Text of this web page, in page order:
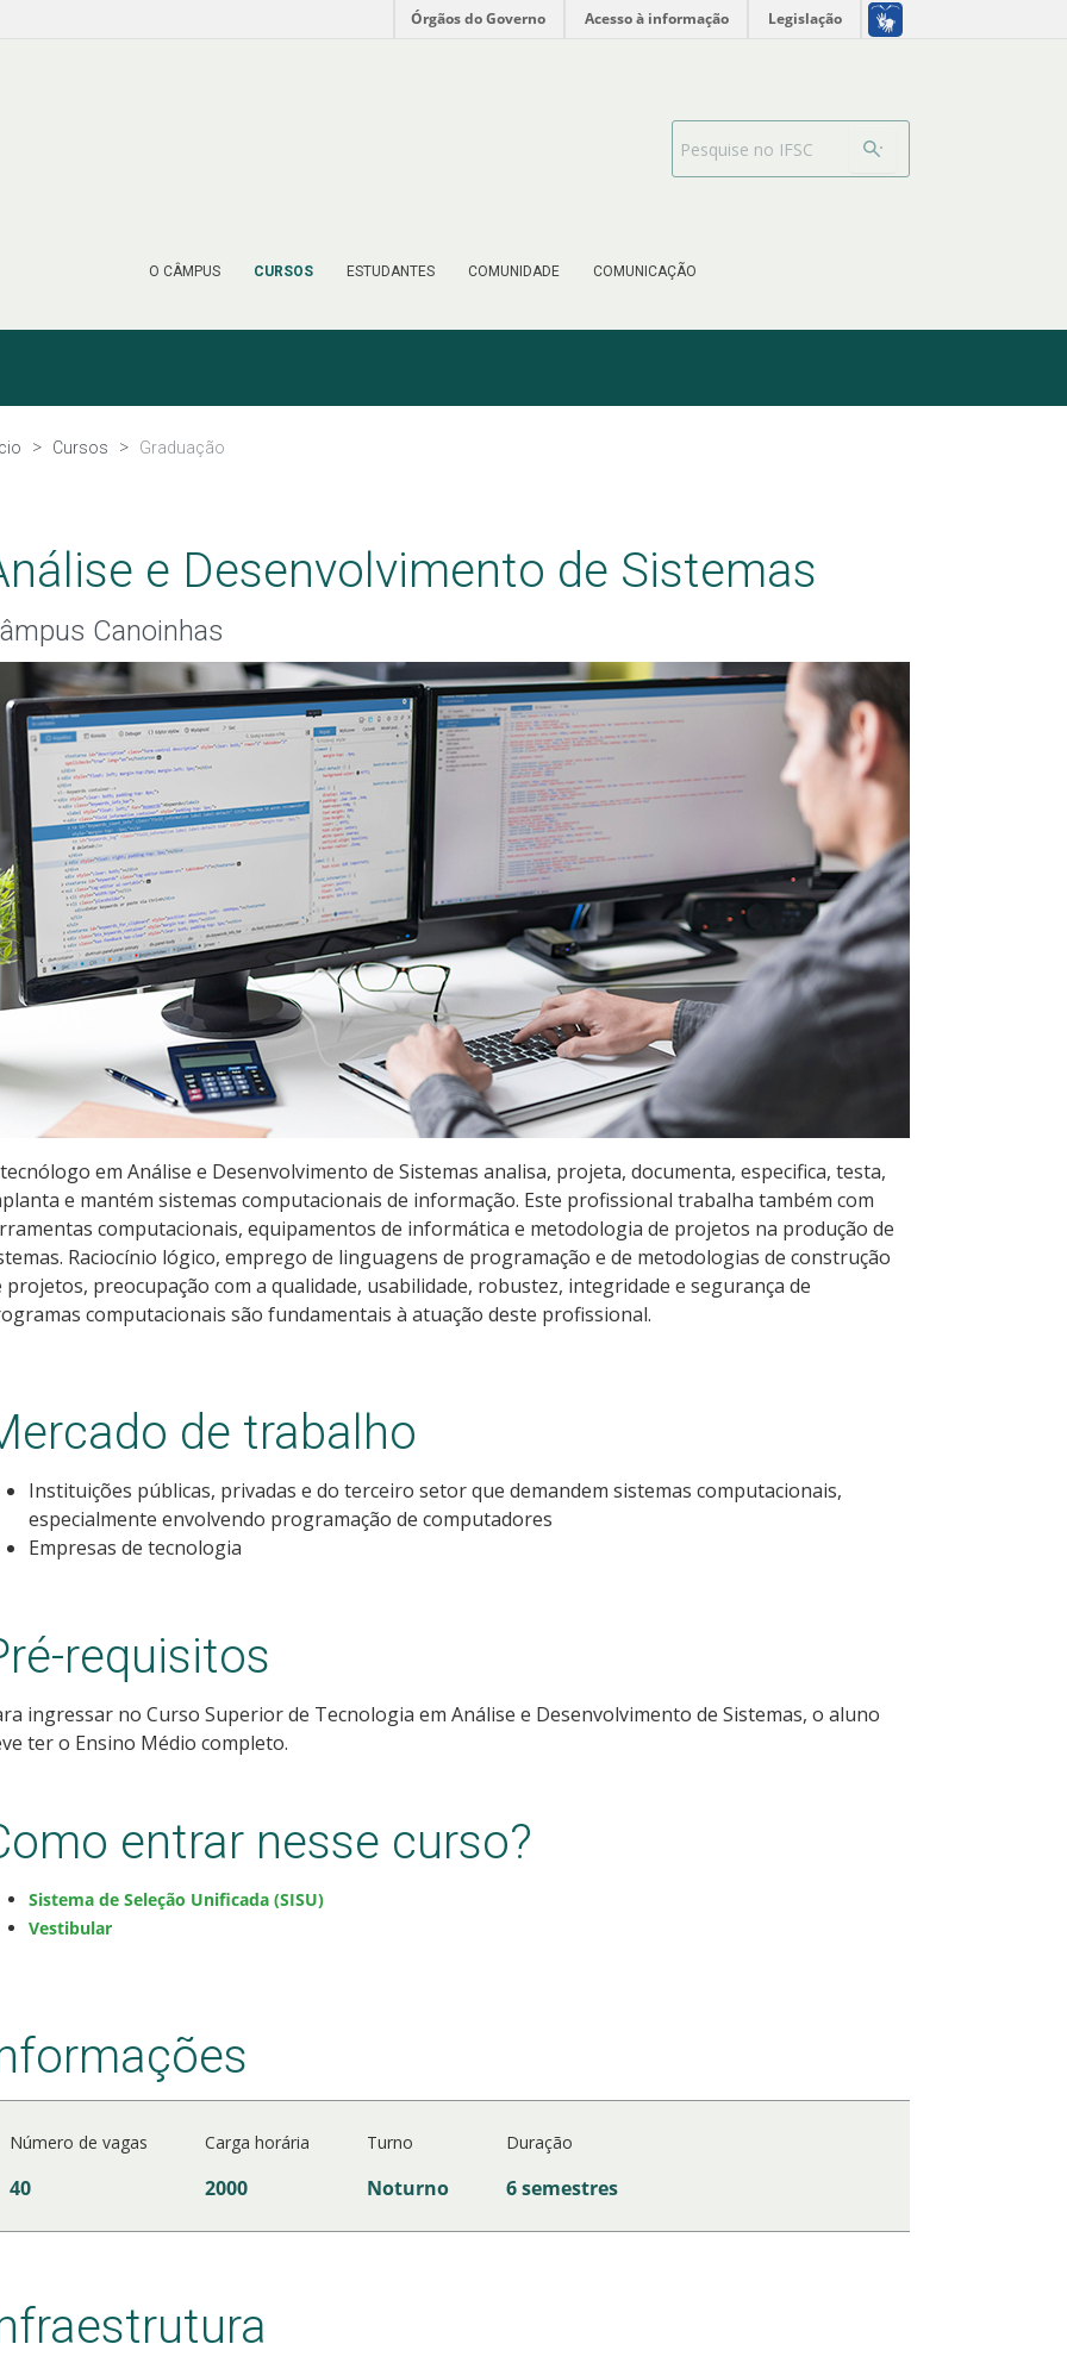
Órgãos do Governo Acesso à informação Legislação
O CÂMPUS CURSOS ESTUDANTES COMUNIDADE COMUNICAÇÃO
Barra de busca
Cursos Graduação
e Desenvolvimento de Sistemas
Canoinhas
em Análise e Desenvolvimento de Sistemas analisa, projeta, documenta, especifica, testa,
e mantém sistemas computacionais de informação. Este profissional trabalha também com
computacionais, equipamentos de informática e metodologia de projetos na produção de
Raciocínio lógico, emprego de linguagens de programação e de metodologias de construção
projetos, preocupação com a qualidade, usabilidade, robustez, integridade e segurança de
computacionais são fundamentais à atuação deste profissional.
de trabalho
Instituições públicas, privadas e do terceiro setor que demandem sistemas computacionais,
especialmente envolvendo programação de computadores
Empresas de tecnologia
requisitos
ingressar no Curso Superior de Tecnologia em Análise e Desenvolvimento de Sistemas, o aluno
ter o Ensino Médio completo.
entrar nesse curso?
Sistema de Seleção Unificada (SISU)
Vestibular
Número de vagas Carga horária Turno Duração
40 2000 Noturno 6 semestres